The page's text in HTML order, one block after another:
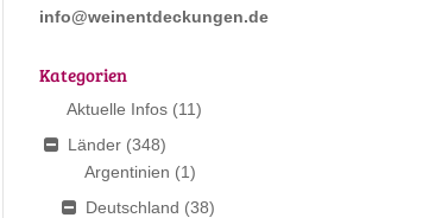
info@weinentdeckungen.de
Kategorien
Aktuelle Infos (11)
Länder (348)
Argentinien (1)
Deutschland (38)